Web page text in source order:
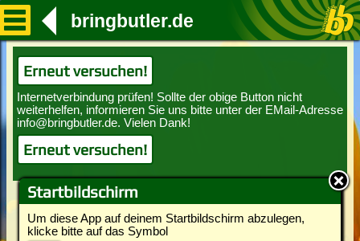
Startbildschirm
Um diese App auf deinem Startbildschirm abzulegen,
klicke bitte auf das Symbol
bringbutler.de
Erneut versuchen!
Erneut versuchen!